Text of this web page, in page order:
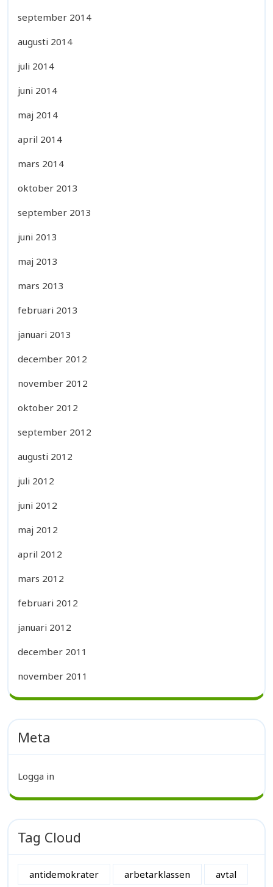
september 2014
augusti 2014
juli 2014
juni 2014
maj 2014
april 2014
mars 2014
oktober 2013
september 2013
juni 2013
maj 2013
mars 2013
februari 2013
januari 2013
december 2012
november 2012
oktober 2012
september 2012
augusti 2012
juli 2012
juni 2012
maj 2012
april 2012
mars 2012
februari 2012
januari 2012
december 2011
november 2011
Meta
Logga in
Tag Cloud
antidemokrater arbetarklassen
avtal